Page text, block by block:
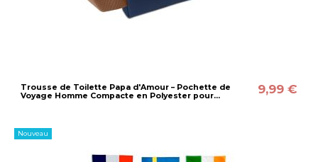
Trousse de Toilette Papa d'Amour – Pochette de
Voyage Homme Compacte en Polyester pour...
9,99 €
Nouveau